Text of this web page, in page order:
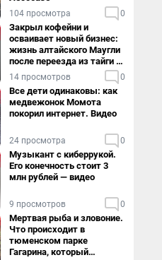
104 просмотра 0
Закрыл кофейни и
осваивает новый бизнес:
жизнь алтайского Маугли
после переезда из тайги в
столицу
14 просмотров 0
Все дети одинаковы: как
медвежонок Момота
покорил интернет. Видео
24 просмотра 0
Музыкант с киберрукой.
Его конечность стоит 3
млн рублей — видео
9 просмотров 0
Мертвая рыба и зловоние.
Что происходит в
тюменском парке
Гагарина, который